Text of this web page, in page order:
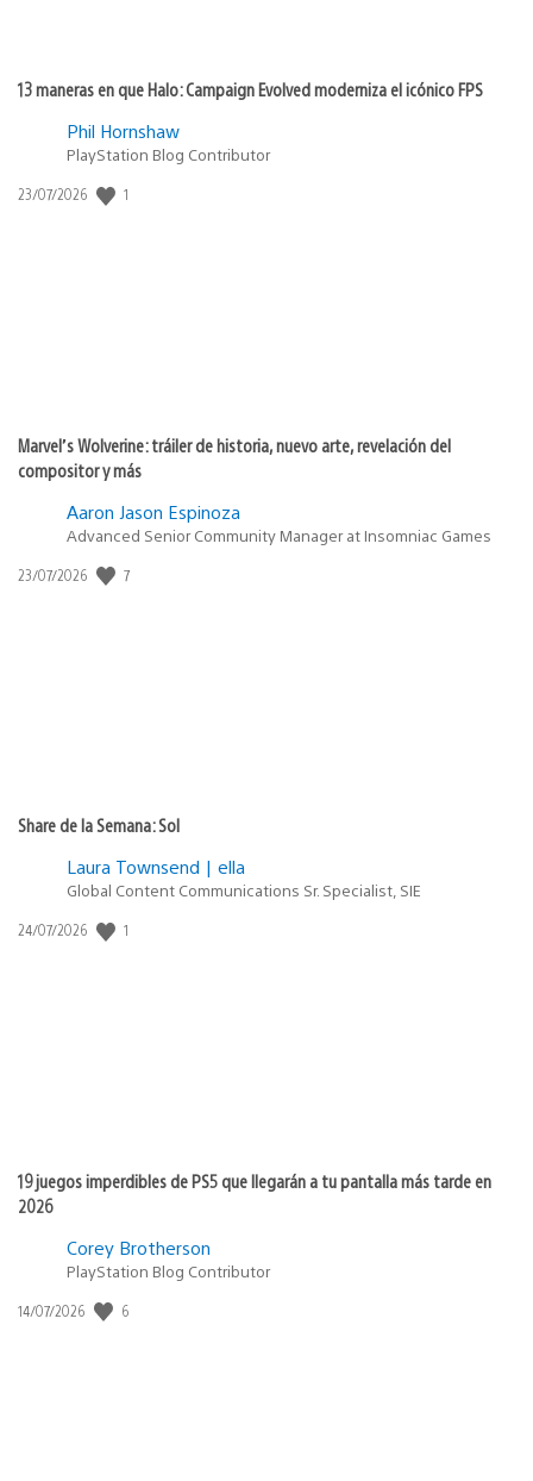
13 maneras en que Halo: Campaign Evolved moderniza el icónico FPS
Phil Hornshaw
PlayStation Blog Contributor
Fecha
23/07/2026 1
Marvel’s Wolverine: tráiler de historia, nuevo arte, revelación del
compositor y más
Aaron Jason Espinoza
Advanced Senior Community Manager at Insomniac Games
Fecha
23/07/2026 7
Share de la Semana: Sol
Laura Townsend | ella
Global Content Communications Sr. Specialist, SIE
Fecha
24/07/2026 1
19 juegos imperdibles de PS5 que llegarán a tu pantalla más tarde en
2026
Corey Brotherson
PlayStation Blog Contributor
Fecha
14/07/2026 6